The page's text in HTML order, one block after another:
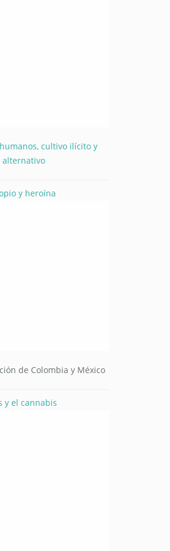
cultivo ilícito y
y heroína
de Colombia y México
y el cannabis